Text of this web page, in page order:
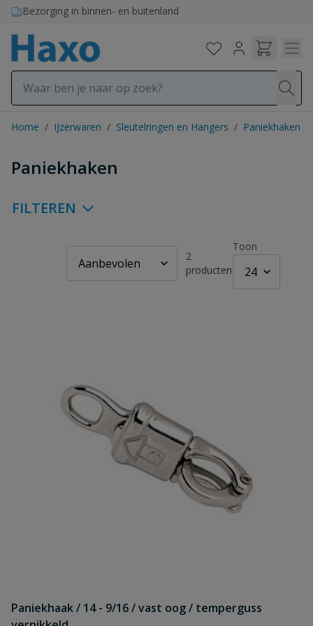
Ga naar de inhoud
Bezorging in binnen- en buitenland
Home / IJzerwaren / Sleutelringen en Hangers / Paniekhaken
Paniekhaken
FILTEREN
2
producten
Toon
Paniekhaak / 14 - 9/16 / vast oog / temperguss